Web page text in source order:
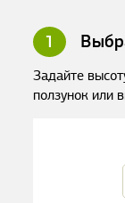
1
Задайте
ползунок или